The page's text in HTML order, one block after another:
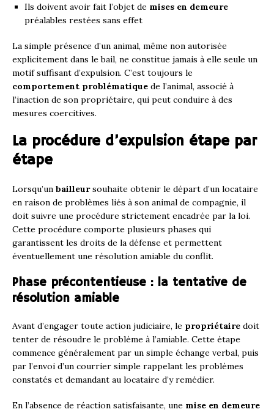
Ils doivent avoir fait l’objet de mises en demeure
préalables restées sans effet
La simple présence d’un animal, même non autorisée
explicitement dans le bail, ne constitue jamais à elle seule un
motif suffisant d’expulsion. C’est toujours le
comportement problématique de l’animal, associé à
l’inaction de son propriétaire, qui peut conduire à des
mesures coercitives.
La procédure d’expulsion étape par
étape
Lorsqu’un bailleursouhaite obtenir le départ d’un locataire
en raison de problèmes liés à son animal de compagnie, il
doit suivre une procédure strictement encadrée par la loi.
Cette procédure comporte plusieurs phases qui
garantissent les droits de la défense et permettent
éventuellement une résolution amiable du conflit.
Phase précontentieuse : la tentative de
résolution amiable
Avant d’engager toute action judiciaire, le propriétaire doit
tenter de résoudre le problème à l’amiable. Cette étape
commence généralement par un simple échange verbal, puis
par l’envoi d’un courrier simple rappelant les problèmes
constatés et demandant au locataire d’y remédier.
En l’absence de réaction satisfaisante, une mise en demeure